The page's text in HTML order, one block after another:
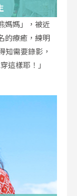
媽媽」，被近
的療癒，練明
知需要錄影，
這樣耶！」